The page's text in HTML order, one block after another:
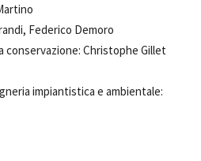
Federico Demoro
Christophe Gillet
impiantistica e ambientale: